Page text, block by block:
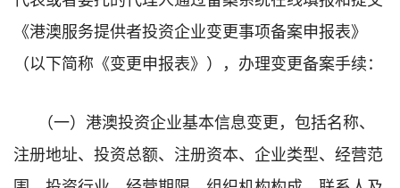
《港澳服务提供者投资企业变更事项备案申报表》
（以下简称《变更申报表》），办理变更备案手续：
（一）港澳投资企业基本信息变更，包括名称、
注册地址、投资总额、注册资本、企业类型、经营范